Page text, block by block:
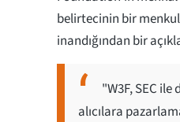
belirtecinin bir menkul
inandığından bir
"W3F, SEC
alıcılara